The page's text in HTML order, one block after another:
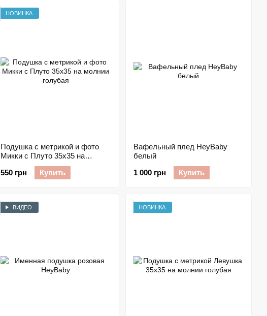
НОВИНКА
Подушка с метрикой и фото
Микки с Плуто 35х35 на
молнии голубая
550 грн
Купить
Вафельный плед HeyBaby
белый
1 000 грн
Купить
ВИДЕО НОВИНКА